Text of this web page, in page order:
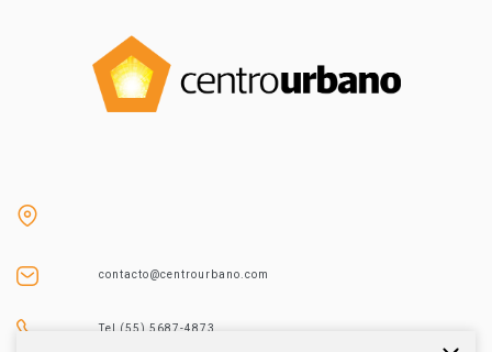
contacto@centrourbano.com
Tel (55) 5687-4873